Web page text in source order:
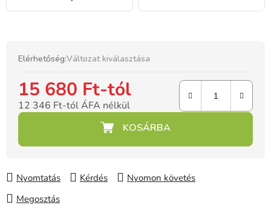
Elérhetőség:Változat kiválasztása
15 680 Ft-tól
12 346 Ft-tól ÁFA nélkül
Egységár:
Nyomtatás Kérdés
Nyomon követés
Megosztás